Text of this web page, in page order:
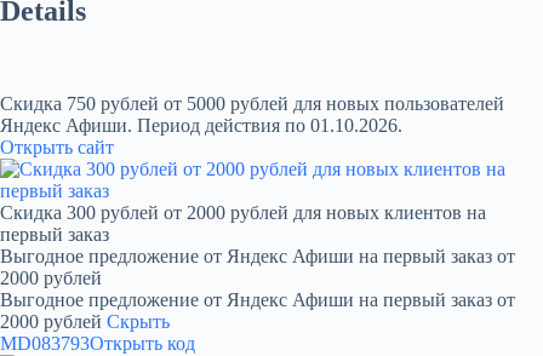
Details
Скидка 750 рублей от 5000 рублей для новых пользователей
Яндекс Афиши. Период действия по 01.10.2026.
Открыть сайт
Скидка 300 рублей от 2000 рублей для новых клиентов на
первый заказ
Выгодное предложение от Яндекс Афиши на первый заказ от
2000 рублей
Выгодное предложение от Яндекс Афиши на первый заказ от
2000 рублей Скрыть
MD083793Открыть код